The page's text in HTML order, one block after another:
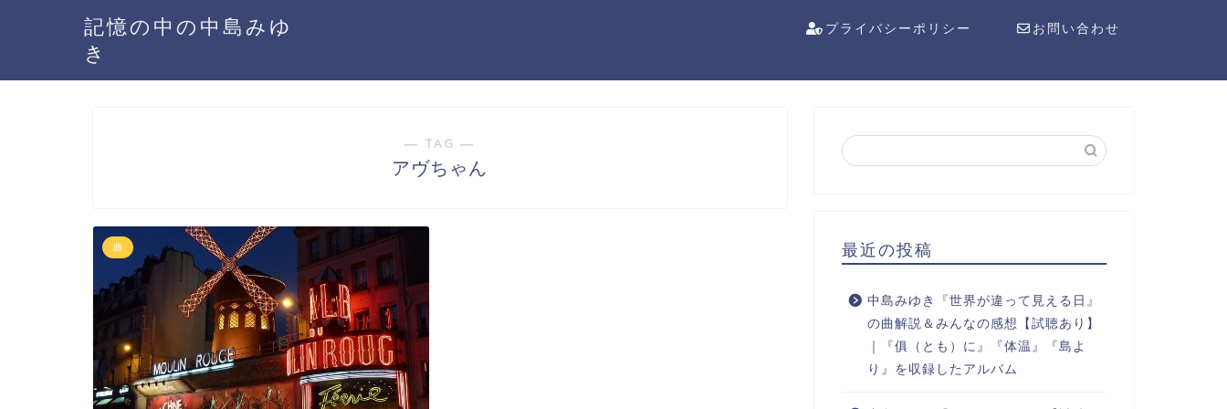
記憶の中の中島みゆ
き
プライバシーポリシー お問い合わせ
― TAG ―
アヴちゃん
曲 最近の投稿
中島みゆき『世界が違って見える日』
の曲解説＆みんなの感想【試聴あり】
｜『俱（とも）に』『体温』『島よ
り』を収録したアルバム